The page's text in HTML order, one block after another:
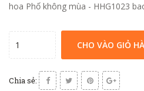
hoa Phố không mùa - HHG1023
CHO VÀO GIỎ
Chia sẻ: